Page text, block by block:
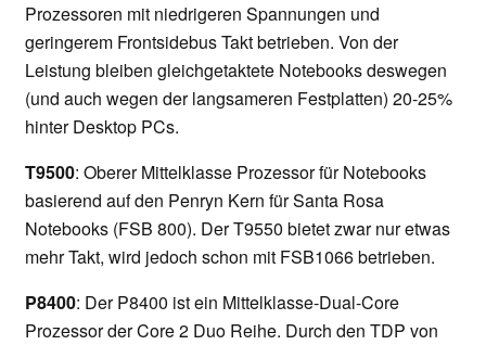
Prozessoren mit niedrigeren Spannungen und
geringerem Frontsidebus Takt betrieben. Von der
Leistung bleiben gleichgetaktete Notebooks deswegen
(und auch wegen der langsameren Festplatten) 20-25%
hinter Desktop PCs.
T9500: Oberer Mittelklasse Prozessor für Notebooks
basierend auf den Penryn Kern für Santa Rosa
Notebooks (FSB 800). Der T9550 bietet zwar nur etwas
mehr Takt, wird jedoch schon mit FSB1066 betrieben.
P8400: Der P8400 ist ein Mittelklasse-Dual-Core
Prozessor der Core 2 Duo Reihe. Durch den TDP von